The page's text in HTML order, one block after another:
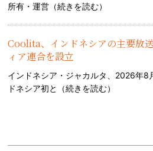
所有・運営（続きを読む）
Coolita、インドネシアの主要放
ィア連合を設立
インドネシア・ジャカルタ、2026年
ドネシア初と（続きを読む）